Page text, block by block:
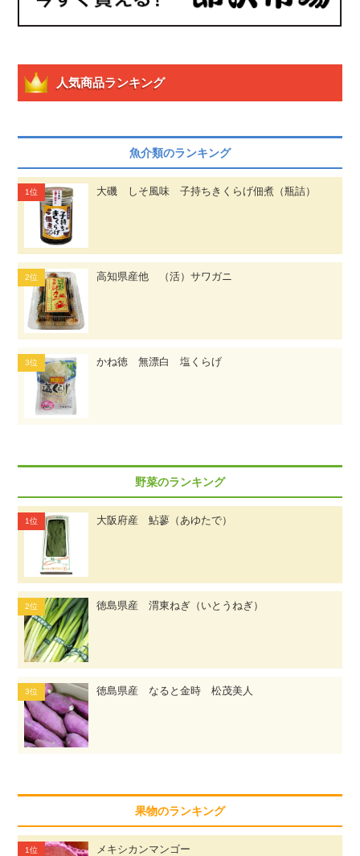
人気商品ランキング
魚介類のランキング
大磯 しそ風味 子持ちきくらげ佃煮（瓶詰）
高知県産他 （活）サワガニ
かね徳 無漂白 塩くらげ
野菜のランキング
大阪府産 鮎蓼（あゆたで）
徳島県産 渭東ねぎ（いとうねぎ）
徳島県産 なると金時 松茂美人
果物のランキング
メキシカンマンゴー